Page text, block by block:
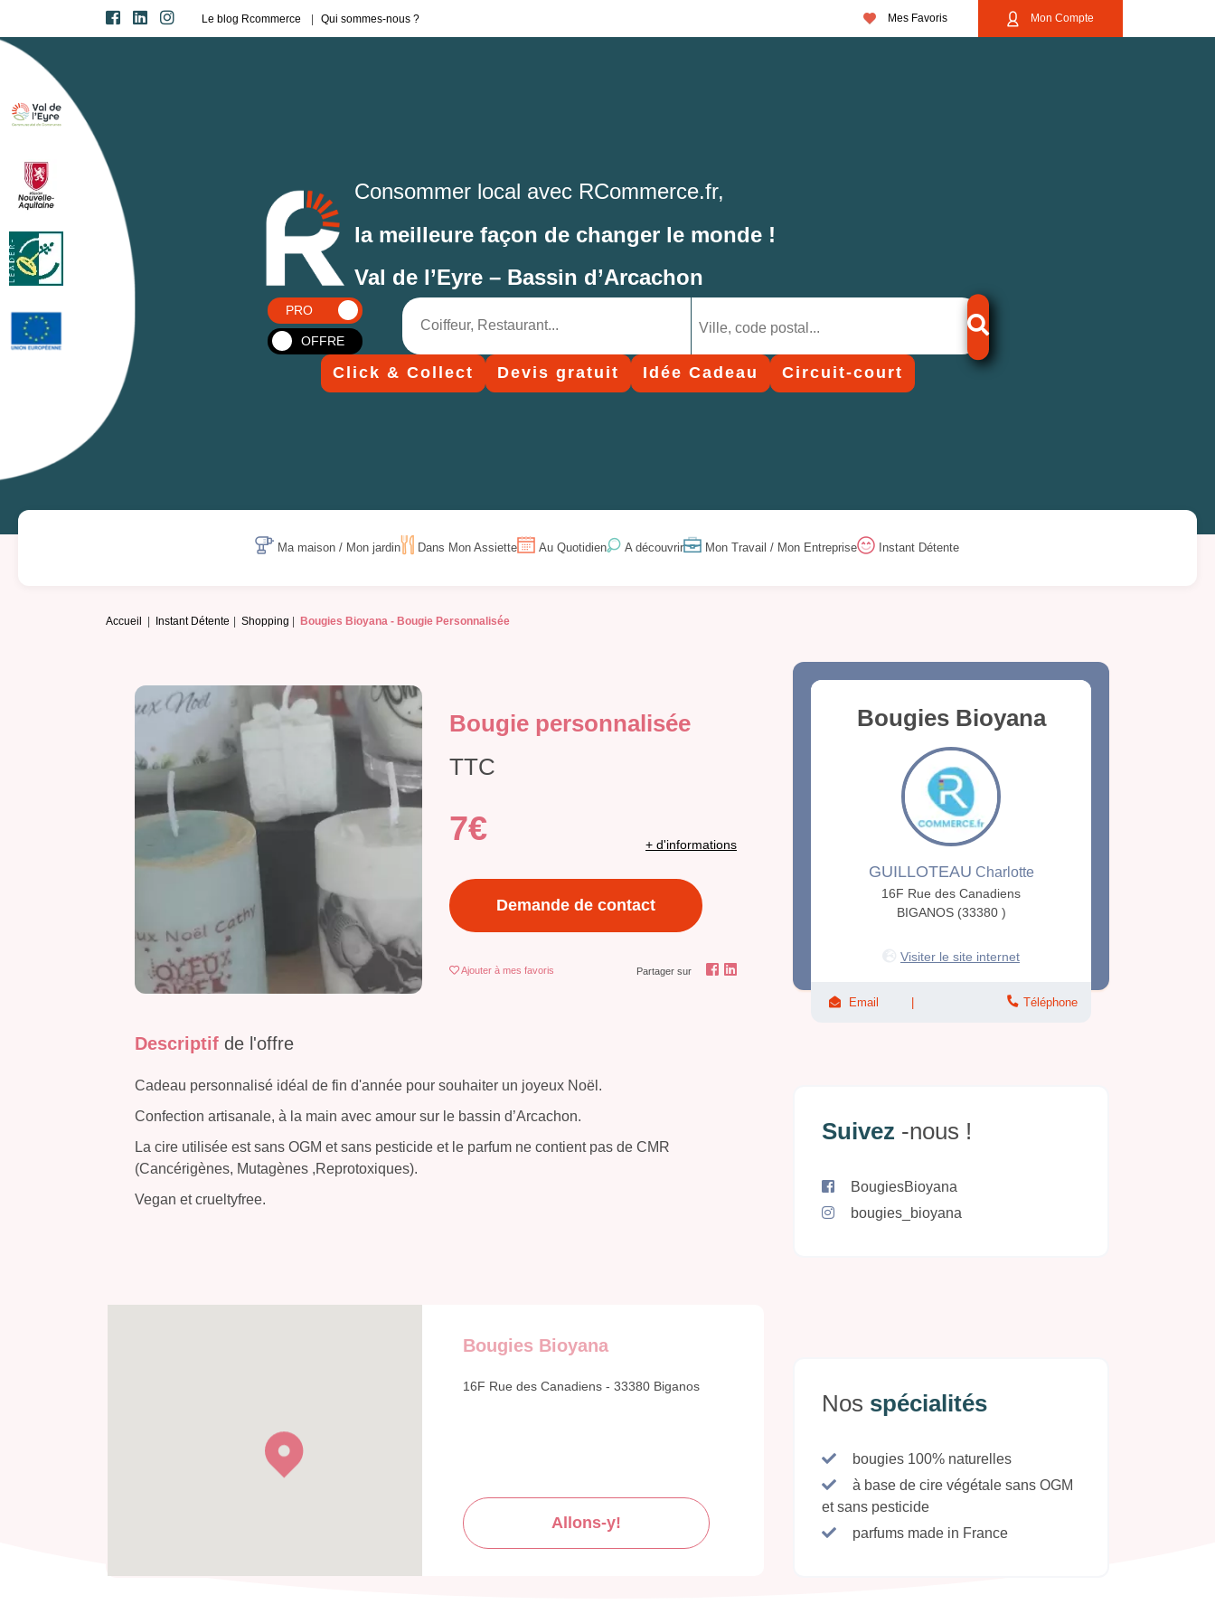
Le blog Rcommerce Qui sommes-nous ? Mes Favoris Mon Compte
Consommer local avec RCommerce.fr,
la meilleure façon de changer le monde !
Val de l’Eyre – Bassin d’Arcachon
PRO
OFFRE
Click & Collect Devis gratuit Idée Cadeau Circuit-court
Ma maison / Mon jardin Dans Mon Assiette Au Quotidien A découvrir Mon Travail / Mon Entreprise Instant Détente
Accueil Instant Détente Shopping Bougies Bioyana - Bougie Personnalisée
Bougie personnalisée
TTC
7€ + d'informations
Demande de contact
Ajouter à mes favoris Partager sur
Descriptif de l'offre
Cadeau personnalisé idéal de fin d'année pour souhaiter un joyeux Noël.
Confection artisanale, à la main avec amour sur le bassin d’Arcachon.
La cire utilisée est sans OGM et sans pesticide et le parfum ne contient pas de CMR
(Cancérigènes, Mutagènes ,Reprotoxiques).
Vegan et crueltyfree.
Bougies Bioyana
16F Rue des Canadiens - 33380 Biganos
Allons-y!
Bougies Bioyana
GUILLOTEAU Charlotte
16F Rue des Canadiens
BIGANOS (33380 )
Visiter le site internet
Email Téléphone
Suivez -nous !
BougiesBioyana
bougies_bioyana
Nos spécialités
bougies 100% naturelles
à base de cire végétale sans OGM
et sans pesticide
parfums made in France